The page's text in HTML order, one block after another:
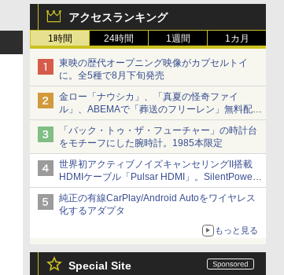
アクセスランキング
1時間 24時間 1週間 1カ月
東映の歴代オープニング映像がカプセルトイ
に。全5種で8月下旬発売
金ロー「ナウシカ」、「真夏の怪奇ファイ
ル」、ABEMAで「葬送のフリーレン」無料配信
など。夏の特番・配信情報
「バック・トゥ・ザ・フューチャー」の時計台
をモチーフにした腕時計。1985本限定
世界初アクティブノイズキャンセリングII搭載
HDMIケーブル「Pulsar HDMI」。SilentPower
から
純正の有線CarPlay/Android Autoをワイヤレス
化するアダプタ
もっと見る
Special Site